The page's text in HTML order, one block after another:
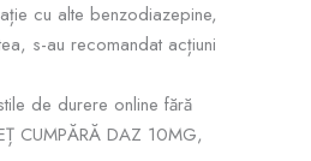
cu alte benzodiazepine,
s-au recomandat acțiuni
de durere online fără
CUMPĂRĂ DAZ 10MG,